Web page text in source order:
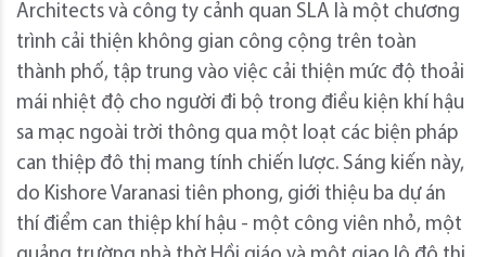
Architects và công ty cảnh quan SLA là một chương
trình cải thiện không gian công cộng trên toàn
thành phố, tập trung vào việc cải thiện mức độ thoải
mái nhiệt độ cho người đi bộ trong điều kiện khí hậu
sa mạc ngoài trời thông qua một loạt các biện pháp
can thiệp đô thị mang tính chiến lược. Sáng kiến ​​này,
do Kishore Varanasi tiên phong, giới thiệu ba dự án
thí điểm can thiệp khí hậu - một công viên nhỏ, một